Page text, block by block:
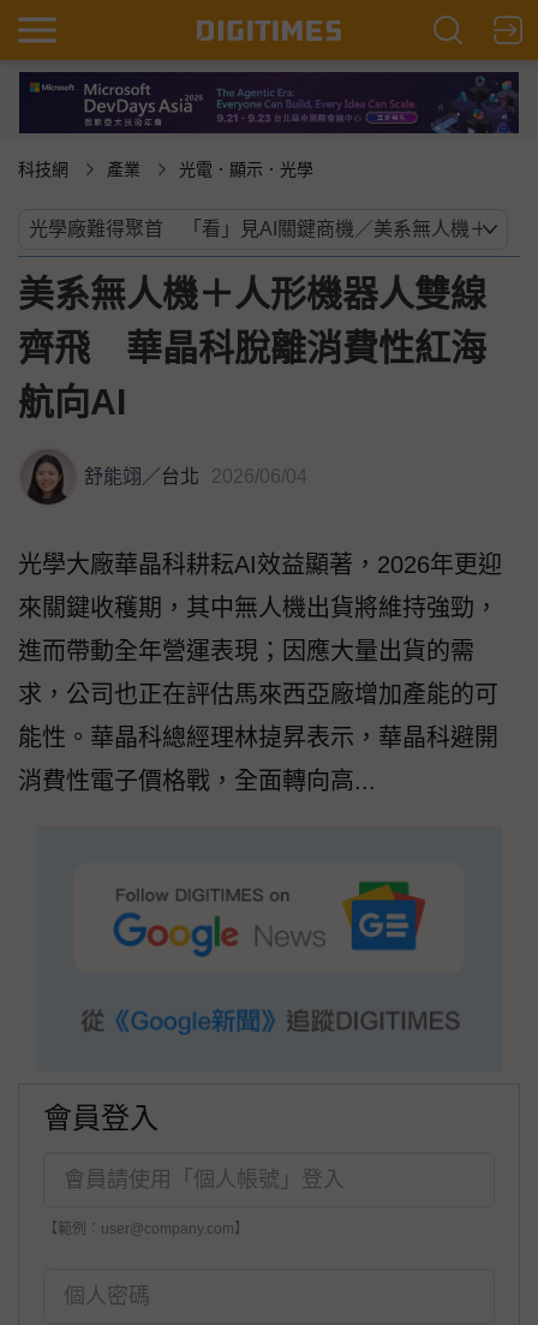
科技網 產業 光電．顯示．光學
美系無人機＋人形機器人雙線
齊飛 華晶科脫離消費性紅海
航向AI
舒能翊 ／台北 2026/06/04
光學大廠華晶科耕耘AI效益顯著，2026年更迎
來關鍵收穫期，其中無人機出貨將維持強勁，
進而帶動全年營運表現；因應大量出貨的需
求，公司也正在評估馬來西亞廠增加產能的可
能性。華晶科總經理林㨗昇表示，華晶科避開
消費性電子價格戰，全面轉向高...
會員登入
【範例：user@company.com】